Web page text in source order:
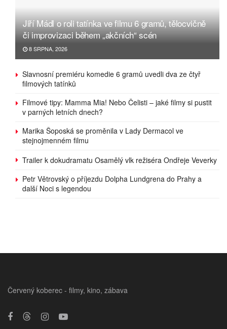
Jiří Mádl o roli tatínka ve filmu 6 gramů, tělocvičně
či improvizaci během „akčních“ scén
8 SRPNA, 2026
Slavnosní premiéru komedie 6 gramů uvedli dva ze čtyř
filmových tatínků
Filmové tipy: Mamma Mia! Nebo Čelisti – jaké filmy si pustit
v parných letních dnech?
Marika Šoposká se proměnila v Lady Dermacol ve
stejnojmenném filmu
Trailer k dokudramatu Osamělý vlk režiséra Ondřeje Veverky
Petr Větrovský o příjezdu Dolpha Lundgrena do Prahy a
další Noci s legendou
Červený koberec - filmy, kino, zábava